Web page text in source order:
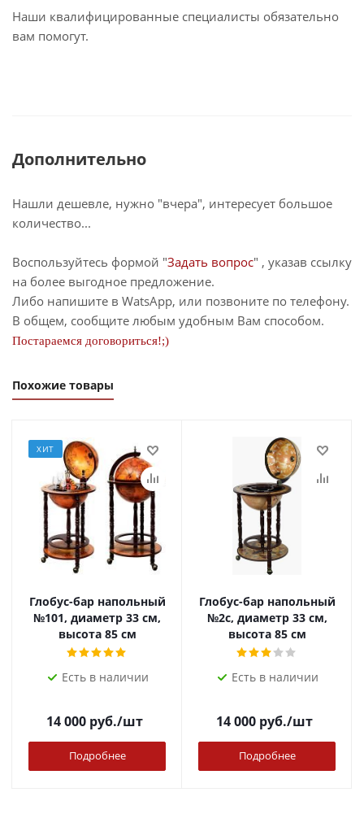
Наши квалифицированные специалисты обязательно
вам помогут.
Дополнительно
Нашли дешевле, нужно "вчера", интересует большое
количество...
Воспользуйтесь формой "Задать вопрос" , указав ссылку
на более выгодное предложение.
Либо напишите в WatsApp, или позвоните по телефону.
В общем, сообщите любым удобным Вам способом.
Постараемся договориться!;)
Похожие товары
ХИТ
Глобус-бар напольный
№101, диаметр 33 см,
высота 85 см
Есть в наличии
14 000руб./шт
Подробнее
Глобус-бар напольный
№2c, диаметр 33 см,
высота 85 см
Есть в наличии
14 000руб./шт
Подробнее